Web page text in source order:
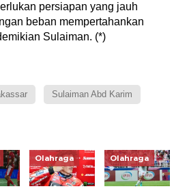
persiapan yang jauh
beban mempertahankan
Sulaiman. (*)
Sulaiman Abd Karim
Olahraga Olahraga